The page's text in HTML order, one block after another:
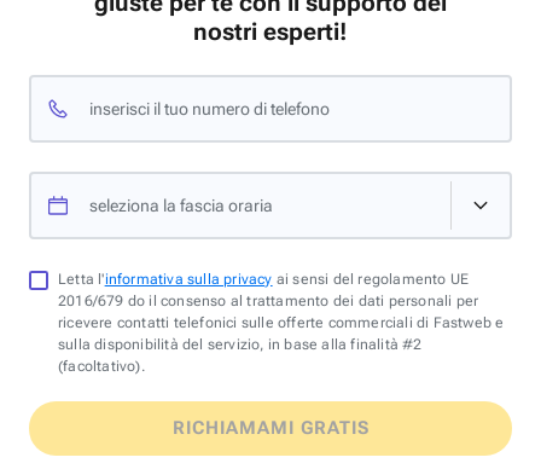
nostri esperti!
inserisci il tuo numero di telefono
seleziona la fascia oraria
Letta l'informativa sulla privacy ai sensi del regolamento UE
2016/679 do il consenso al trattamento dei dati personali per
ricevere contatti telefonici sulle offerte commerciali di Fastweb e
sulla disponibilità del servizio, in base alla finalità #2
(facoltativo).
RICHIAMAMI GRATIS